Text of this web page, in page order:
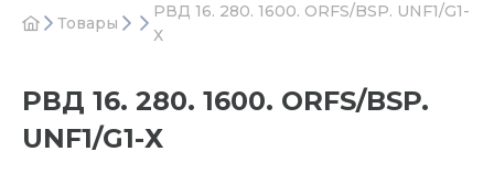
Товары
РВД 16. 280. 1600. ORFS/BSP. UNF1/G1-
Х
РВД 16. 280. 1600. ORFS/BSP.
UNF1/G1-Х